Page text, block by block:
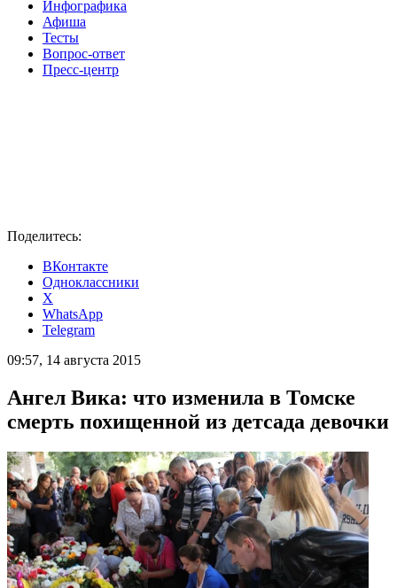
Инфографика
Афиша
Тесты
Вопрос-ответ
Пресс-центр
Поделитесь:
ВКонтакте
Одноклассники
X
WhatsApp
Telegram
09:57, 14 августа 2015
Ангел Вика: что изменила в Томске
смерть похищенной из детсада девочки